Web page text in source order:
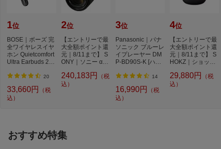
MOV：H.264/MPEG-4 AVC、H.265/HEV
C、Apple ProRes、Apple ProRes RAW
動画音声記録方式
【MP4】 リニア形式【MOV】 リニア形
式
動画記録画素数
5952x3968 他多数
ダスト除去機能
対応レンズマウント
1位
BOSE｜ボーズ 完
全ワイヤレスイヤ
ホン Quietcomfort
Ultra Earbuds 2nd
U...
20
33,660円
（税
込）
2位
【エントリーで最
大全額ポイント還
元｜8/11まで】 S
ONY｜ソニー α67
240,183円
（税
込）
3位
Panasonic｜パナ
ソニック ブルーレ
イプレーヤー DM
P-BD90S-K [ハイ
用...
14
16,990円
（税
込）
4位
【エントリーで最
大全額ポイント還
元｜8/11まで】 S
HOKZ｜ショック
ス...
29,880円
（税
込）
おすすめ特集